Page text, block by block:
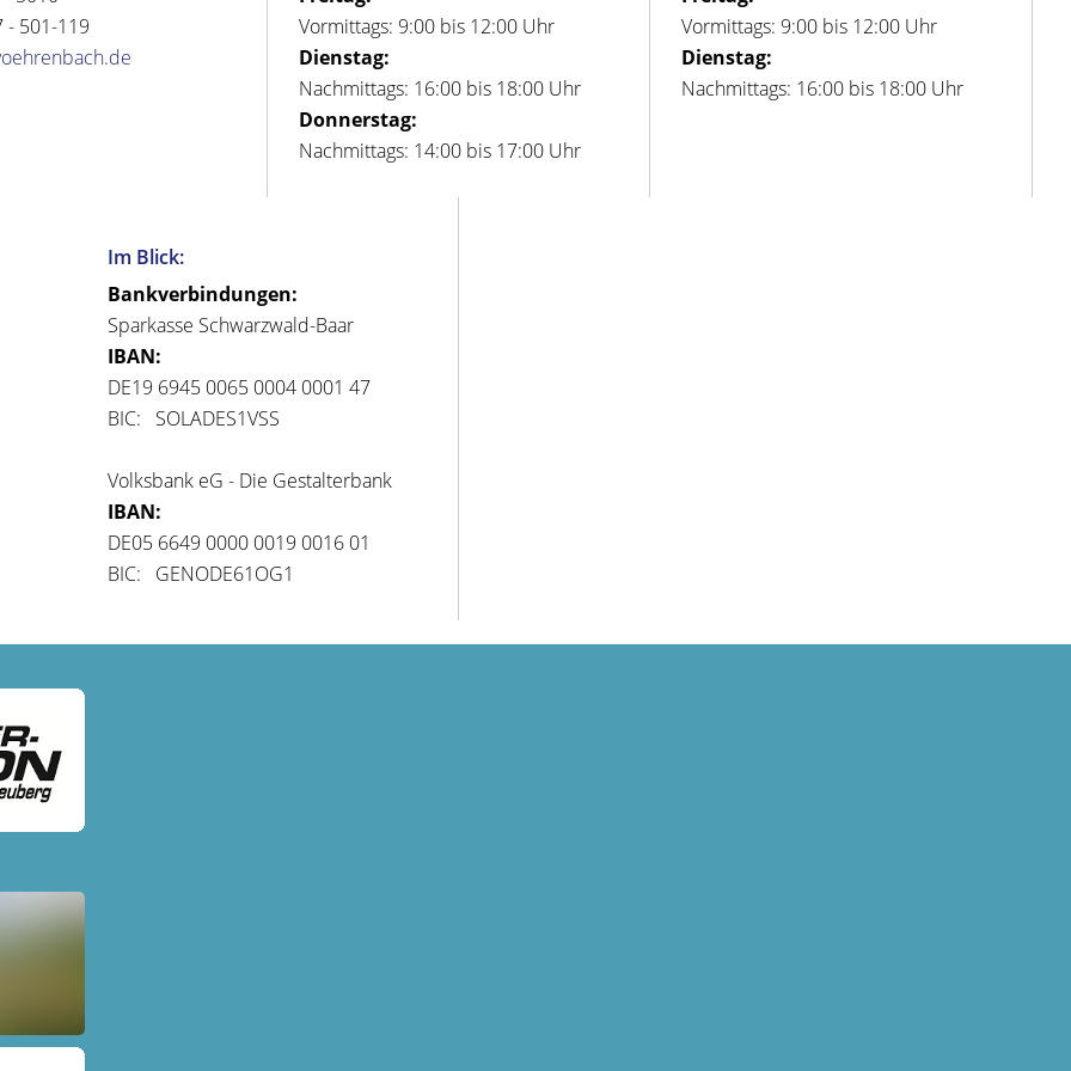
- 501-119
Vormittags: 9:00 bis 12:00 Uhr
Dienstag:
Nachmittags: 16:00 bis 18:00 Uhr
Donnerstag:
Nachmittags: 14:00 bis 17:00 Uhr
Vormittags: 9:00 bis 12:00 Uhr
Dienstag:
Nachmittags: 16:00 bis 18:00 Uhr
Im Blick:
Bankverbindungen:
Sparkasse Schwarzwald-Baar
IBAN:
DE19 6945 0065 0004 0001 47
BIC: SOLADES1VSS
Volksbank eG - Die Gestalterbank
IBAN:
DE05 6649 0000 0019 0016 01
BIC: GENODE61OG1